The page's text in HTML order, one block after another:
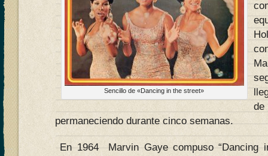
Sencillo de «Dancing in the street»
permaneciendo durante cinco semanas.
En 1964 Marvin Gaye compuso “Dancing